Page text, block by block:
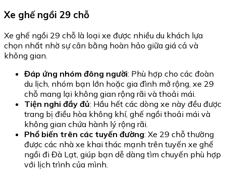
Xe ghế ngồi 29 chỗ
Xe ghế ngồi 29 chỗ là loại xe được nhiều du khách lựa
chọn nhất nhờ sự cân bằng hoàn hảo giữa giá cả và
không gian.
Đáp ứng nhóm đông người: Phù hợp cho các đoàn
du lịch, nhóm bạn lớn hoặc gia đình mở rộng, xe 29
chỗ mang lại không gian rộng rãi và thoải mái.
Tiện nghi đầy đủ: Hầu hết các dòng xe này đều được
trang bị điều hòa không khí, ghế ngồi thoải mái và
không gian chứa hành lý rộng rãi.
Phổ biến trên các tuyến đường: Xe 29 chỗ thường
được các nhà xe khai thác mạnh trên tuyến xe ghế
ngồi đi Đà Lạt, giúp bạn dễ dàng tìm chuyến phù hợp
với lịch trình của mình.